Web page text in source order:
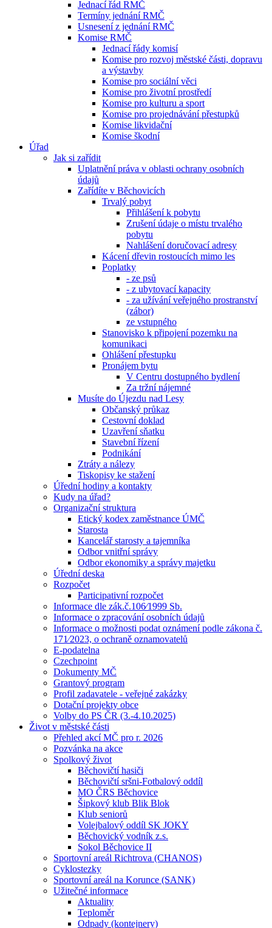
Jednací řád RMČ
Termíny jednání RMČ
Usnesení z jednání RMČ
Komise RMČ
Jednací řády komisí
Komise pro rozvoj městské části, dopravu
a výstavby
Komise pro sociální věci
Komise pro životní prostředí
Komise pro kulturu a sport
Komise pro projednávání přestupků
Komise likvidační
Komise škodní
Úřad
Jak si zařídit
Uplatnění práva v oblasti ochrany osobních
údajů
Zařídíte v Běchovicích
Trvalý pobyt
Přihlášení k pobytu
Zrušení údaje o místu trvalého
pobytu
Nahlášení doručovací adresy
Kácení dřevin rostoucích mimo les
Poplatky
- ze psů
- z ubytovací kapacity
- za užívání veřejného prostranství
(zábor)
ze vstupného
Stanovisko k připojení pozemku na
komunikaci
Ohlášení přestupku
Pronájem bytu
V Centru dostupného bydlení
Za tržní nájemné
Musíte do Újezdu nad Lesy
Občanský průkaz
Cestovní doklad
Uzavření sňatku
Stavební řízení
Podnikání
Ztráty a nálezy
Tiskopisy ke stažení
Úřední hodiny a kontakty
Kudy na úřad?
Organizační struktura
Etický kodex zaměstnance ÚMČ
Starosta
Kancelář starosty a tajemníka
Odbor vnitřní správy
Odbor ekonomiky a správy majetku
Úřední deska
Rozpočet
Participativní rozpočet
Informace dle zák.č.106⁄1999 Sb.
Informace o zpracování osobních údajů
Informace o možnosti podat oznámení podle zákona č.
171⁄2023, o ochraně oznamovatelů
E-podatelna
Czechpoint
Dokumenty MČ
Grantový program
Profil zadavatele - veřejné zakázky
Dotační projekty obce
Volby do PS ČR (3.-4.10.2025)
Život v městské části
Přehled akcí MČ pro r. 2026
Pozvánka na akce
Spolkový život
Běchovičtí hasiči
Běchovičtí sršni-Fotbalový oddíl
MO ČRS Běchovice
Šipkový klub Blik Blok
Klub seniorů
Volejbalový oddíl SK JOKY
Běchovický vodník z.s.
Sokol Běchovice II
Sportovní areál Richtrova (CHANOS)
Cyklostezky
Sportovní areál na Korunce (SANK)
Užitečné informace
Aktuality
Teploměr
Odpady (kontejnery)